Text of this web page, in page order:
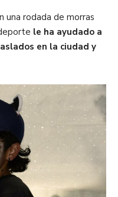
una rodada de morras
le ha ayudado a
en la ciudad y